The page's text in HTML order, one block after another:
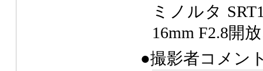
ミノルタ
16mm F2.8開
●撮影者コメン